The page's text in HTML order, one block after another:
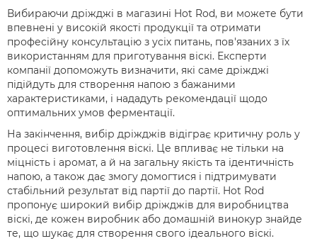
Вибираючи дріжджі в магазині Hot Rod, ви можете бути
впевнені у високій якості продукції та отримати
професійну консультацію з усіх питань, пов'язаних з їх
використанням для приготування віскі. Експерти
компанії допоможуть визначити, які саме дріжджі
підійдуть для створення напою з бажаними
характеристиками, і нададуть рекомендації щодо
оптимальних умов ферментації.
На закінчення, вибір дріжджів відіграє критичну роль у
процесі виготовлення віскі. Це впливає не тільки на
міцність і аромат, а й на загальну якість та ідентичність
напою, а також дає змогу домогтися і підтримувати
стабільний результат від партії до партії. Hot Rod
пропонує широкий вибір дріжджів для виробництва
віскі, де кожен виробник або домашній винокур знайде
те, що шукає для створення свого ідеального віскі.